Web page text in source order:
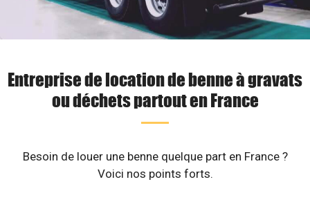
Entreprise de location de benne à gravats
ou déchets partout en France
Besoin de louer une benne quelque part en France ?
Voici nos points forts.